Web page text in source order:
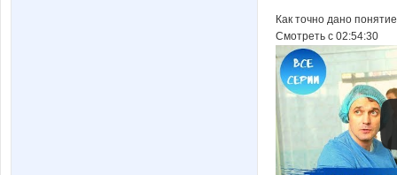
Как точно дано
Смотреть с 02:54:30